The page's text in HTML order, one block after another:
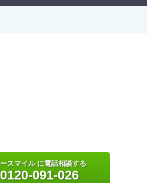
スマイル に電話相談する
0120-091-026